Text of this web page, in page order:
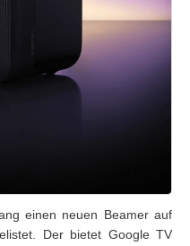
einen neuen Beamer auf
Der bietet Google TV